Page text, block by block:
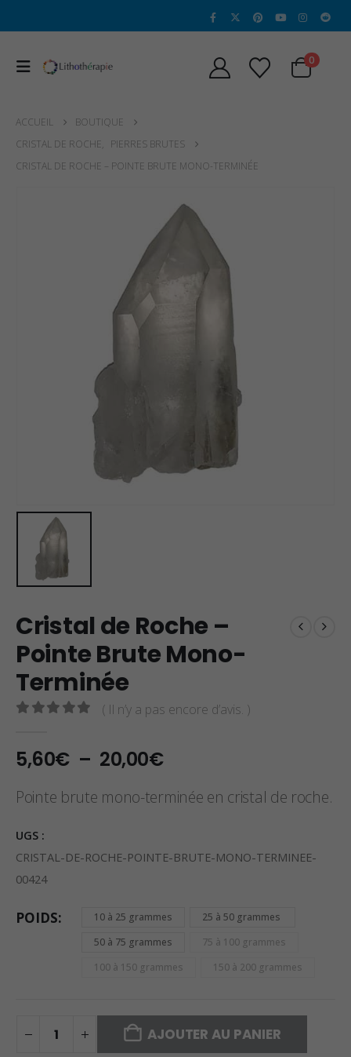
0
ACCUEIL
BOUTIQUE
CRISTAL DE ROCHE, PIERRES BRUTES
CRISTAL DE ROCHE – POINTE BRUTE MONO-TERMINÉE
Cristal de Roche –
Pointe Brute Mono-
Terminée
( Il n’y a pas encore d’avis. )
5,60€ – 20,00€Plage
prix :
20,00€
Pointe brute mono-terminée en cristal de roche.
UGS :
CRISTAL-DE-ROCHE-POINTE-BRUTE-MONO-TERMINEE-
00424
POIDS 10 à 25 grammes
25 à 50 grammes
50 à 75 grammes
75 à 100 grammes
100 à 150 grammes
150 à 200 grammes
AJOUTER AU PANIER